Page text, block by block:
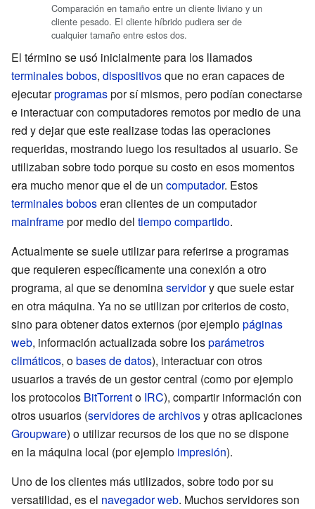
Comparación en tamaño entre un cliente liviano y un
cliente pesado. El cliente híbrido pudiera ser de
cualquier tamaño entre estos dos.
El término se usó inicialmente para los llamados
terminales bobos, dispositivosque no eran capaces de
ejecutarprogramaspor sí mismos, pero podían conectarse
e interactuar con computadores remotos por medio de una
red y dejar que este realizase todas las operaciones
requeridas, mostrando luego los resultados al usuario. Se
utilizaban sobre todo porque su costo en esos momentos
era mucho menor que el de un computador. Estos
terminales boboseran clientes de un computador
mainframepor medio del tiempo compartido.
Actualmente se suele utilizar para referirse a programas
que requieren específicamente una conexión a otro
programa, al que se denominaservidory que suele estar
en otra máquina. Ya no se utilizan por criterios de costo,
sino para obtener datos externos (por ejemplopáginas
web, información actualizada sobre losparámetros
climáticos, obases de datos), interactuar con otros
usuarios a través de un gestor central (como por ejemplo
los protocolos BitTorrento IRC), compartir información con
otros usuarios (servidores de archivosy otras aplicaciones
Groupware) o utilizar recursos de los que no se dispone
en la máquina local (por ejemplo impresión).
Uno de los clientes más utilizados, sobre todo por su
versatilidad, es el navegador web. Muchos servidores son